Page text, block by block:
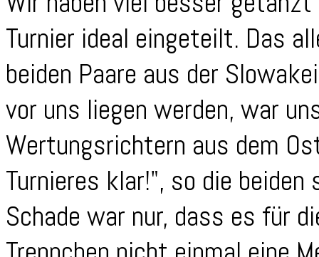
Turnier ideal eingeteilt. Das
beiden Paare aus der
vor uns liegen werden, war
Wertungsrichtern aus dem
Turnieres klar!", so die
Schade war nur, dass es für